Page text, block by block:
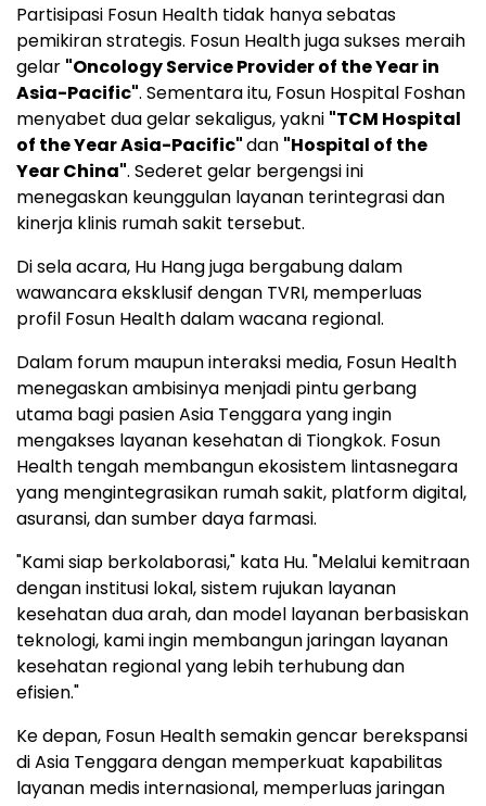
Partisipasi Fosun Health tidak hanya sebatas
pemikiran strategis. Fosun Health juga sukses meraih
gelar "Oncology Service Provider of the Year in
Asia-Pacific". Sementara itu, Fosun Hospital Foshan
menyabet dua gelar sekaligus, yakni "TCM Hospital
of the Year Asia-Pacific"dan "Hospital of the
Year China". Sederet gelar bergengsi ini
menegaskan keunggulan layanan terintegrasi dan
kinerja klinis rumah sakit tersebut.
Di sela acara, Hu Hang juga bergabung dalam
wawancara eksklusif dengan TVRI, memperluas
profil Fosun Health dalam wacana regional.
Dalam forum maupun interaksi media, Fosun Health
menegaskan ambisinya menjadi pintu gerbang
utama bagi pasien Asia Tenggara yang ingin
mengakses layanan kesehatan di Tiongkok. Fosun
Health tengah membangun ekosistem lintasnegara
yang mengintegrasikan rumah sakit, platform digital,
asuransi, dan sumber daya farmasi.
"Kami siap berkolaborasi," kata Hu. "Melalui kemitraan
dengan institusi lokal, sistem rujukan layanan
kesehatan dua arah, dan model layanan berbasiskan
teknologi, kami ingin membangun jaringan layanan
kesehatan regional yang lebih terhubung dan
efisien."
Ke depan, Fosun Health semakin gencar berekspansi
di Asia Tenggara dengan memperkuat kapabilitas
layanan medis internasional, memperluas jaringan